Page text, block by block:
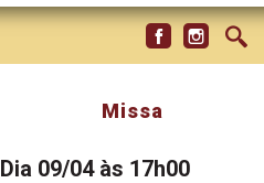
Missa
Dia 09/04 às 17h00